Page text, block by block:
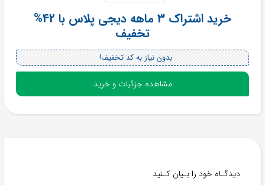
خرید اشتراک 3 ماهه دیجی پلاس با 42%
تخفیف
بدون نیاز به کد تخفیف!
مشاهده جزئیات و خرید
دیدگـاه خود را بـیان کـنید